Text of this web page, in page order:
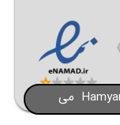
تمام حقوق این سایت متعلق به Hamyar HSE می